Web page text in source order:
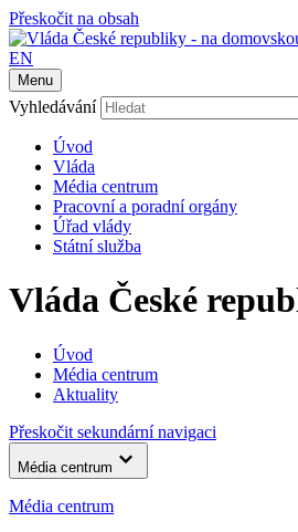
Přeskočit na obsah
EN
Menu
Vyhledávání
Úvod
Vláda
Média centrum
Pracovní a poradní orgány
Úřad vlády
Státní služba
Vláda České
Úvod
Média centrum
Aktuality
Přeskočit sekundární navigaci
Média centrum
Média centrum